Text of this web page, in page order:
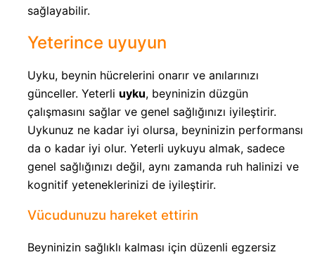
sağlayabilir.
Yeterince uyuyun
Uyku, beynin hücrelerini onarır ve anılarınızı
günceller. Yeterli uyku, beyninizin düzgün
çalışmasını sağlar ve genel sağlığınızı iyileştirir.
Uykunuz ne kadar iyi olursa, beyninizin performansı
da o kadar iyi olur. Yeterli uykuyu almak, sadece
genel sağlığınızı değil, aynı zamanda ruh halinizi ve
kognitif yeteneklerinizi de iyileştirir.
Vücudunuzu hareket ettirin
Beyninizin sağlıklı kalması için düzenli egzersiz